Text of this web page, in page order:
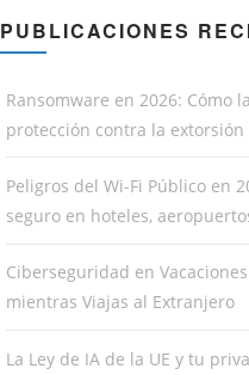
PUBLICACIONES
Ransomware en 2026: Cómo
protección contra la
Peligros del Wi-Fi Público en
seguro en hoteles,
Ciberseguridad en
mientras Viajas al Extranjero
La Ley de IA de la UE y tu